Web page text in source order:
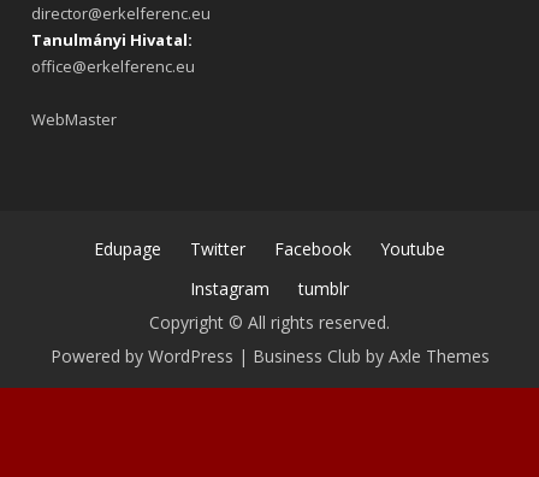
director@erkelferenc.eu
Tanulmányi Hivatal:
office@erkelferenc.eu
WebMaster
Edupage Twitter Facebook
Youtube
Instagram
tumblr
Copyright © All rights reserved.
Powered by WordPress | Business Club by Axle Themes